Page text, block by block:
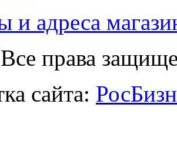
и адреса
права
сайта: